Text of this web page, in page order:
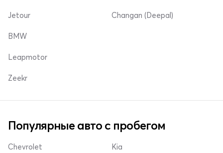
Jetour Changan (Deepal)
BMW
Leapmotor
Zeekr
Популярные авто с пробегом
Chevrolet Kia